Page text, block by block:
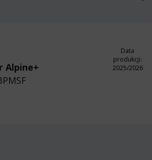
Alpine+
Data
produkcji:
2025/2026